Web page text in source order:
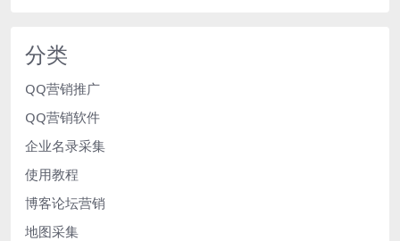
分类
QQ营销推广
QQ营销软件
企业名录采集
使用教程
博客论坛营销
地图采集